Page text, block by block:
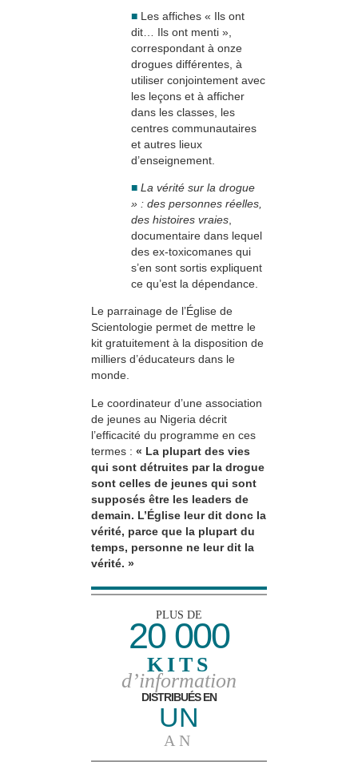
■ Les affiches « Ils ont
dit… Ils ont menti »,
correspondant à onze
drogues différentes, à
utiliser conjointement avec
les leçons et à afficher
dans les classes, les
centres communautaires
et autres lieux
d’enseignement.
■ La vérité sur la drogue
» : des personnes réelles,
des histoires vraies
documentaire dans lequel
des ex-toxicomanes qui
s’en sont sortis expliquent
ce qu’est la dépendance.
Le parrainage de l’Église de
Scientologie permet de mettre le
kit gratuitement à la disposition de
milliers d’éducateurs dans le
monde.
Le coordinateur d’une association
de jeunes au Nigeria décrit
l’efficacité du programme en ces
termes : « La plupart des vies
qui sont détruites par la drogue
sont celles de jeunes qui sont
supposés être les leaders de
demain. L’Église leur dit donc la
vérité, parce que la plupart du
temps, personne ne leur dit la
vérité. »
PLUS DE
20 000
KITS
d’information
DISTRIBUÉS EN
UN
AN